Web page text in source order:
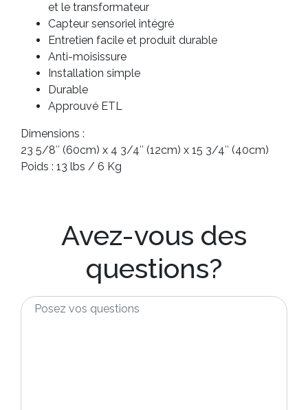
et le transformateur
Capteur sensoriel intégré
Entretien facile et produit durable
Anti-moisissure
Installation simple
Durable
Approuvé ETL
Dimensions :
23 5/8″ (60cm) x 4 3/4″ (12cm) x 15 3/4″ (40cm)
Poids : 13 lbs / 6 Kg
Avez-vous des
questions?
Posez
vos